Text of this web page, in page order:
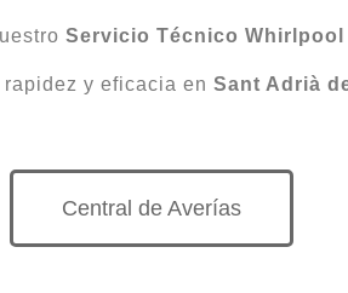
Servicio Técnico
y eficacia en Sant Adrià
Central de Averías